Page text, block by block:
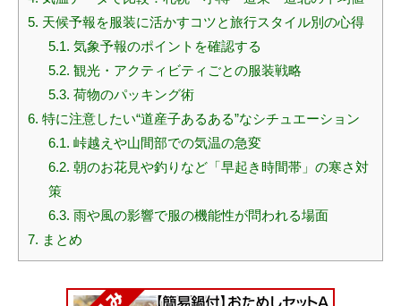
5. 天候予報を服装に活かすコツと旅行スタイル別の心得
5.1. 気象予報のポイントを確認する
5.2. 観光・アクティビティごとの服装戦略
5.3. 荷物のパッキング術
6. 特に注意したい“道産子あるある”なシチュエーション
6.1. 峠越えや山間部での気温の急変
6.2. 朝のお花見や釣りなど「早起き時間帯」の寒さ対
策
6.3. 雨や風の影響で服の機能性が問われる場面
7. まとめ